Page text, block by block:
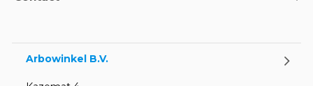
Arbowinkel B.V.